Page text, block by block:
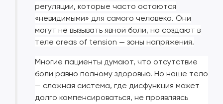
регуляции, которые часто остаются
«невидимыми» для самого человека. Они
могут не вызывать явной боли, но создают в
теле areas of tension — зоны напряжения.
Многие пациенты думают, что отсутствие
боли равно полному здоровью. Но наше тело
— сложная система, где дисфункция может
долго компенсироваться, не проявляясь